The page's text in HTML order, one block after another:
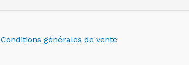
Conditions générales de vente